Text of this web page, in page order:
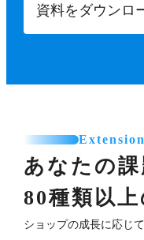
資料をダウンロ
あなたの
80種類以
ショップの成長に応じ